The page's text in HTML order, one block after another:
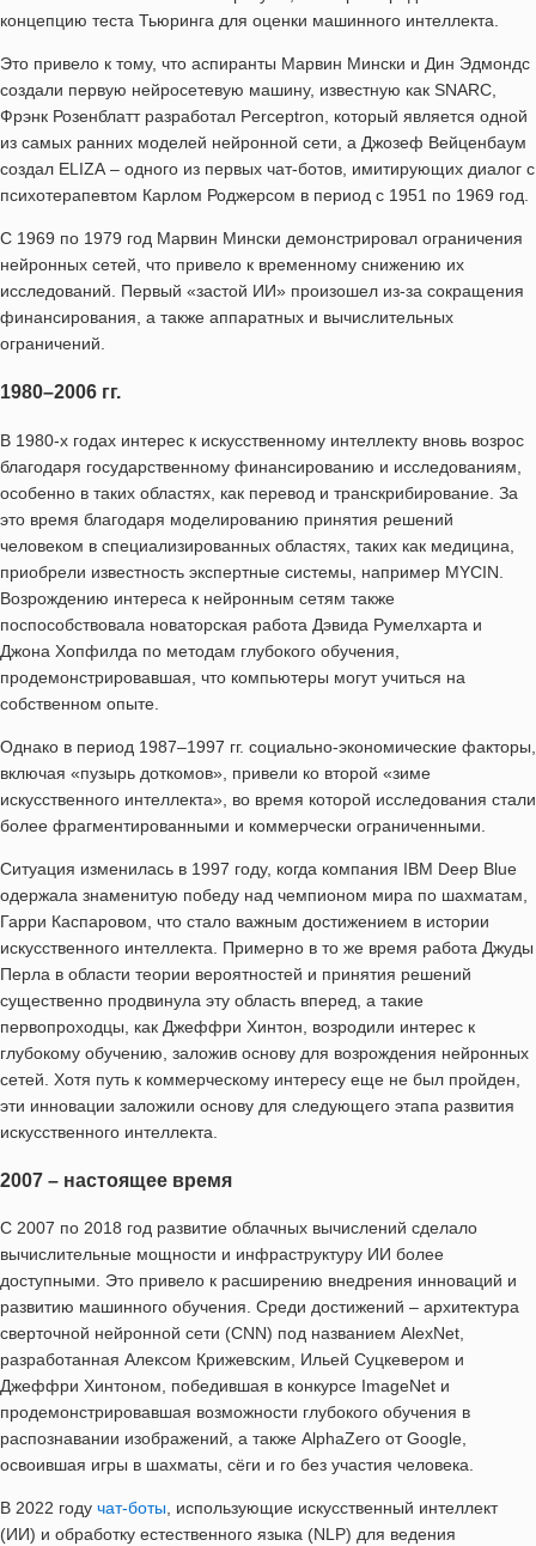
концепцию теста Тьюринга для оценки машинного интеллекта.
Это привело к тому, что аспиранты Марвин Мински и Дин Эдмондс
создали первую нейросетевую машину, известную как SNARC,
Фрэнк Розенблатт разработал Perceptron, который является одной
из самых ранних моделей нейронной сети, а Джозеф Вейценбаум
создал ELIZA – одного из первых чат-ботов, имитирующих диалог с
психотерапевтом Карлом Роджерсом в период с 1951 по 1969 год.
С 1969 по 1979 год Марвин Мински демонстрировал ограничения
нейронных сетей, что привело к временному снижению их
исследований. Первый «застой ИИ» произошел из-за сокращения
финансирования, а также аппаратных и вычислительных
ограничений.
1980–2006 гг.
В 1980-х годах интерес к искусственному интеллекту вновь возрос
благодаря государственному финансированию и исследованиям,
особенно в таких областях, как перевод и транскрибирование. За
это время благодаря моделированию принятия решений
человеком в специализированных областях, таких как медицина,
приобрели известность экспертные системы, например MYCIN.
Возрождению интереса к нейронным сетям также
поспособствовала новаторская работа Дэвида Румелхарта и
Джона Хопфилда по методам глубокого обучения,
продемонстрировавшая, что компьютеры могут учиться на
собственном опыте.
Однако в период 1987–1997 гг. социально-экономические факторы,
включая «пузырь доткомов», привели ко второй «зиме
искусственного интеллекта», во время которой исследования стали
более фрагментированными и коммерчески ограниченными.
Ситуация изменилась в 1997 году, когда компания IBM Deep Blue
одержала знаменитую победу над чемпионом мира по шахматам,
Гарри Каспаровом, что стало важным достижением в истории
искусственного интеллекта. Примерно в то же время работа Джуды
Перла в области теории вероятностей и принятия решений
существенно продвинула эту область вперед, а такие
первопроходцы, как Джеффри Хинтон, возродили интерес к
глубокому обучению, заложив основу для возрождения нейронных
сетей. Хотя путь к коммерческому интересу еще не был пройден,
эти инновации заложили основу для следующего этапа развития
искусственного интеллекта.
2007 – настоящее время
С 2007 по 2018 год развитие облачных вычислений сделало
вычислительные мощности и инфраструктуру ИИ более
доступными. Это привело к расширению внедрения инноваций и
развитию машинного обучения. Среди достижений – архитектура
сверточной нейронной сети (CNN) под названием AlexNet,
разработанная Алексом Крижевским, Ильей Суцкевером и
Джеффри Хинтоном, победившая в конкурсе ImageNet и
продемонстрировавшая возможности глубокого обучения в
распознавании изображений, а также AlphaZero от Google,
освоившая игры в шахматы, сёги и го без участия человека.
В 2022 году чат-боты, использующие искусственный интеллект
(ИИ) и обработку естественного языка (NLP) для ведения